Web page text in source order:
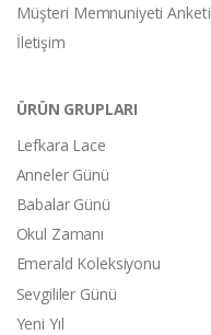
Müşteri Memnuniyeti Anketi
İletişim
ÜRÜN GRUPLARI
Lefkara Lace
Anneler Günü
Babalar Günü
Okul Zamanı
Emerald Koleksiyonu
Sevgililer Günü
Yeni Yıl